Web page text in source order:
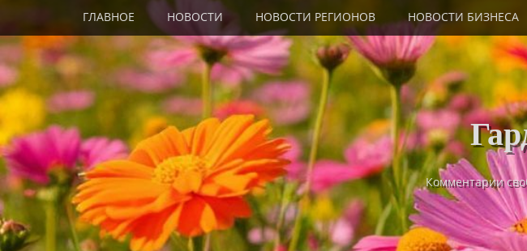
content
Primary Menu
ГЛАВНОЕ НОВОСТИ НОВОСТИ РЕГИОНОВ НОВОСТИ БИЗНЕСА
Комментарии